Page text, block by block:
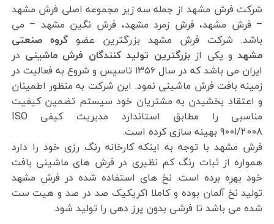
شرکت فرش مشهد از جمله سه زیر مجموعه اصلی فرش مشهد
– فرش مشهد، فرش زمرد مشهد، فرش نگین مشهد – می
باشد. شرکت فرش مشهد بزرگترین عضوگروه صنعتی
مشهدو یکی ازبزرگترین تولید کنندگان فرش ماشینی در
ایران می باشد که در سال ۱۳۵۶ تاسیس و شروع به فعالیت در
زمینه بافت فرش ماشینی نمود. این شرکت به منظور اطمینان
و اعتقاد بخشیدن به مشتریان خود سیستم تضمین کیفیت
مناسبی را مطابق استاندارد مدیریت کیفی ISO
9001/2008 بهینه سازی کرده است.
فرش مشهد با توجه به اینکه کارخانه رنگ رزی خود را دارد
همواره از ثبات رنگ کم نظیری در فرش های ماشینی بافت
خود بهره برده است. نخ های استفاده شده در فرش مشهد
تولید نخ آلمان بوده و کاملا اکریکیک صد در صد و هیت ست
شده می باشد تا فرشی بدون پرز دهی را تولید شود.